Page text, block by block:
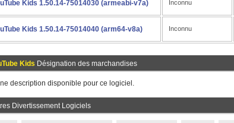
Kids 1.50.14-75014030 (armeabi-v7a) Inconnu
Kids 1.50.14-75014040 (arm64-v8a) Inconnu
Kids Désignation des marchandises
description disponible pour ce logiciel.
Divertissement Logiciels